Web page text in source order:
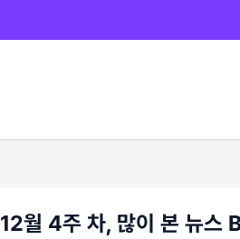
12월 4주 차, 많이 본 뉴스